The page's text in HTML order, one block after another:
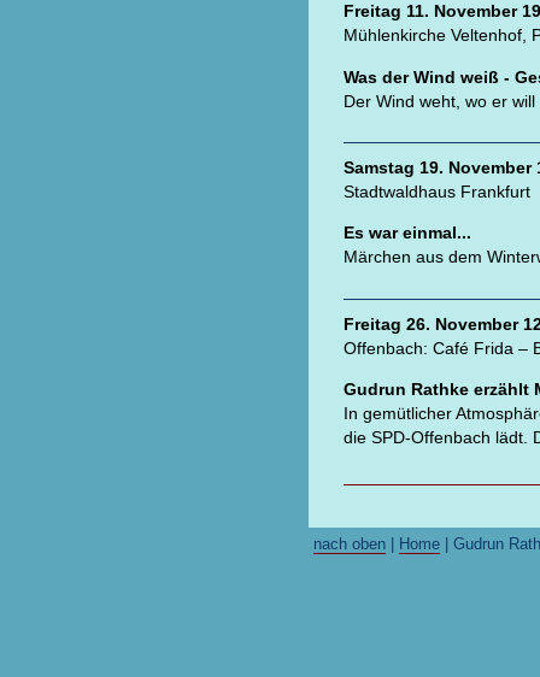
Freitag 11. November
Mühlenkirche Veltenhof,
Was der Wind weiß -
Der Wind weht, wo er
Samstag 19. November
Stadtwaldhaus Frankfurt
Es war einmal...
Märchen aus dem
Freitag 26. November
Offenbach: Café Frida –
Gudrun Rathke erzählt
In gemütlicher
die SPD-Offenbach lädt.
nach oben| Home| Gudrun